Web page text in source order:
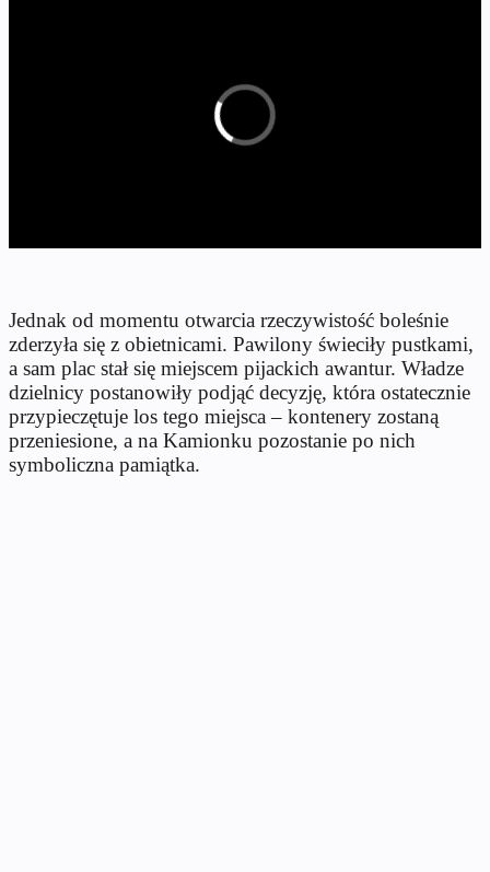
Jednak od momentu otwarcia rzeczywistość boleśnie
zderzyła się z obietnicami. Pawilony świeciły pustkami,
a sam plac stał się miejscem pijackich awantur. Władze
dzielnicy postanowiły podjąć decyzję, która ostatecznie
przypieczętuje los tego miejsca – kontenery zostaną
przeniesione, a na Kamionku pozostanie po nich
symboliczna pamiątka.